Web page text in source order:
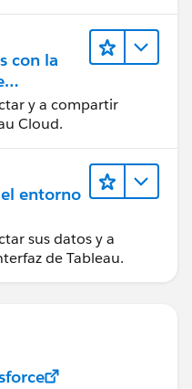
con la
eny a compartir
Cloud.
entorno
sus datos y a
de Tableau.